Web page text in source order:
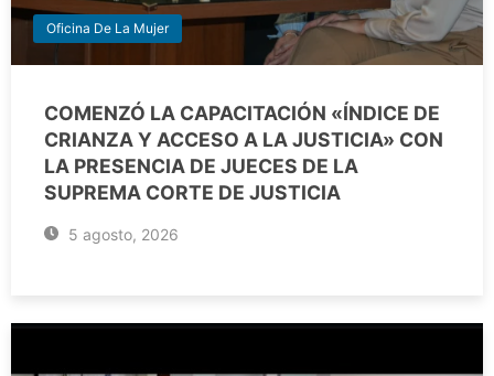
Oficina De La Mujer
COMENZÓ LA CAPACITACIÓN «ÍNDICE DE
CRIANZA Y ACCESO A LA JUSTICIA» CON
LA PRESENCIA DE JUECES DE LA
SUPREMA CORTE DE JUSTICIA
5 agosto, 2026